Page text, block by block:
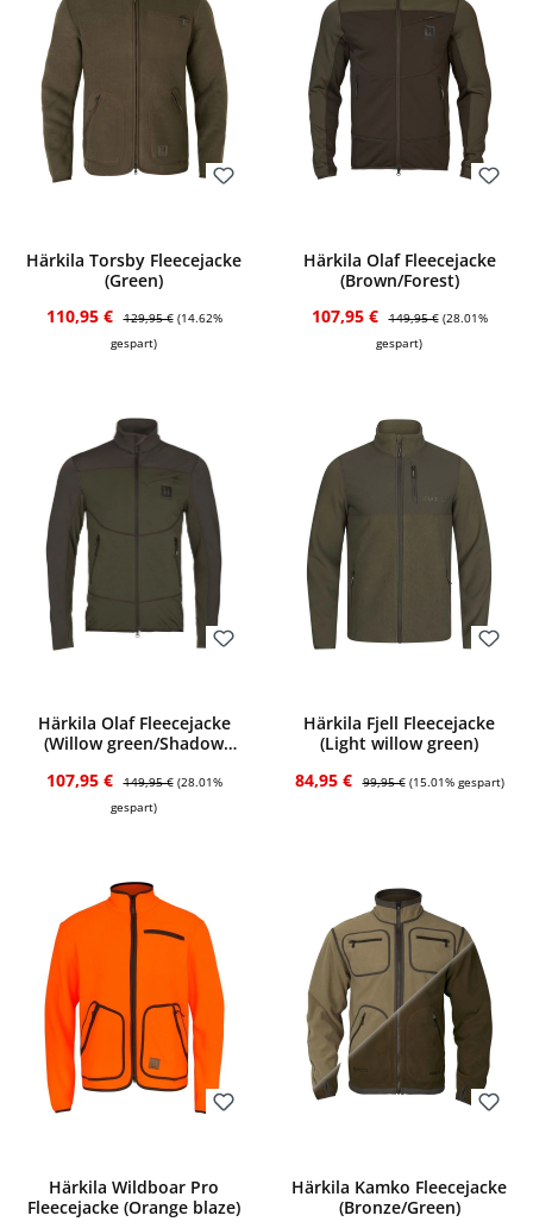
Härkila Torsby Fleecejacke
(Green)
Verkaufspreis:
110,95 € Regulärer Preis:
129,95 € (14.62%
gespart)
Härkila Olaf Fleecejacke
(Brown/Forest)
Verkaufspreis:
107,95 € Regulärer Preis:
149,95 € (28.01%
gespart)
Härkila Olaf Fleecejacke
(Willow green/Shadow
Verkaufspreis:
107,95 € 149,95 € (28.01%
gespart)
Härkila Fjell Fleecejacke
(Light willow green)
Verkaufspreis:
84,95 € 99,95 € (15.01% gespart)
Härkila Wildboar Pro
Fleecejacke (Orange blaze)
Härkila Kamko Fleecejacke
(Bronze/Green)